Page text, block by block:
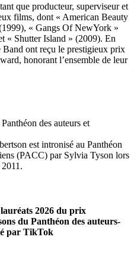
que producteur, superviseur et
films, dont « American Beauty
« Gangs Of NewYork »
« Shutter Island » (2009). En
Band ont reçu le prestigieux prix
honorant l’ensemble de leur
des auteurs et
est intronisé au Panthéon
(PACC) par Sylvia Tyson lors
2026 du prix
du Panthéon des auteurs-
par TikTok